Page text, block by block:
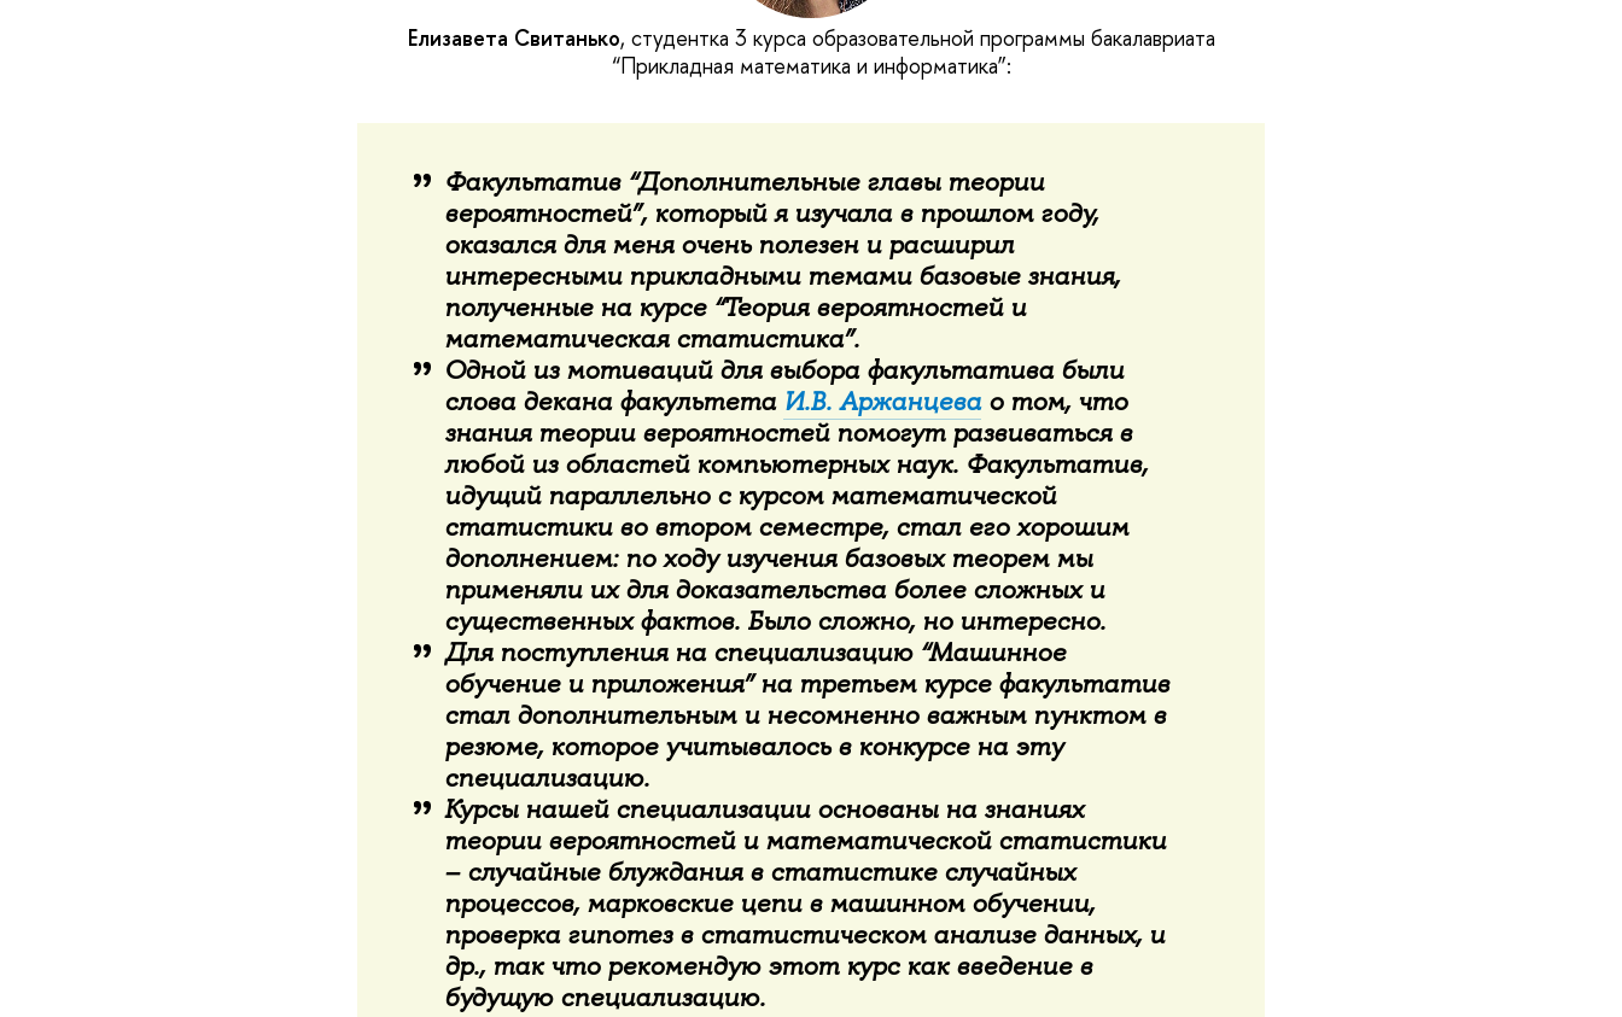
Елизавета Свитанько, студентка 3 курса образовательной программы бакалавриата
“Прикладная математика и информатика”:
Факультатив “Дополнительные главы теории
вероятностей”, который я изучала в прошлом году,
оказался для меня очень полезен и расширил
интересными прикладными темами базовые знания,
полученные на курсе “Теория вероятностей и
математическая статистика”.
Одной из мотиваций для выбора факультатива были
слова декана факультета И.В. Аржанцевао том, что
знания теории вероятностей помогут развиваться в
любой из областей компьютерных наук. Факультатив,
идущий параллельно с курсом математической
статистики во втором семестре, стал его хорошим
дополнением: по ходу изучения базовых теорем мы
применяли их для доказательства более сложных и
существенных фактов. Было сложно, но интересно.
Для поступления на специализацию “Машинное
обучение и приложения” на третьем курсе факультатив
стал дополнительным и несомненно важным пунктом в
резюме, которое учитывалось в конкурсе на эту
специализацию.
Курсы нашей специализации основаны на знаниях
теории вероятностей и математической статистики
– случайные блуждания в статистике случайных
процессов, марковские цепи в машинном обучении,
проверка гипотез в статистическом анализе данных, и
др., так что рекомендую этот курс как введение в
будущую специализацию.